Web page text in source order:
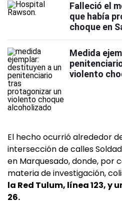
Falleció el
que había
choque en
Medida
violento
El hecho ocurrió alrededor
intersección de calles
en Marquesado, donde, por
materia de investigación,
la Red Tulum, línea 123, y
26.